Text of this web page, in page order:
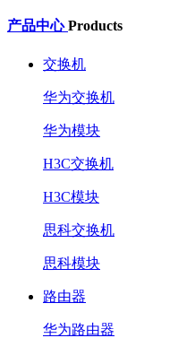
产品中心Products
交换机
华为交换机
华为模块
H3C交换机
H3C模块
思科交换机
思科模块
路由器
华为路由器